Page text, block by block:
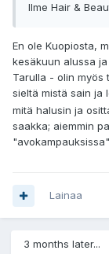
Ilme Hair &
En ole Kuopiosta,
kesäkuun alussa
Tarulla - olin myös
sieltä mistä sain ja
mitä halusin ja
saakka; aiemmin
Lainaa
3 months later...